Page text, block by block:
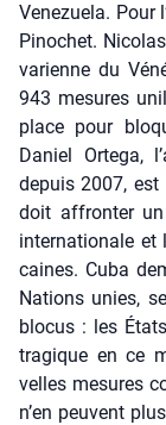
Vene­zue­la. Pour
Pino­chet.
va­rienne du
943 mesures
place pour
Daniel Orte­ga,
depuis 2007, est
doit affron­ter
inter­na­tio­nale
caines. Cuba
Nations unies,
blo­cus : les
tra­gique en ce
velles mesures
n’en peuvent